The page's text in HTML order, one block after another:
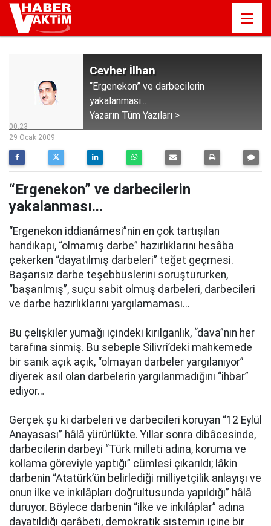
Cevher İlhan
“Ergenekon” ve darbecilerin
yakalanması...
Yazarın Tüm Yazıları >
00:23
29 Ocak 2009
“Ergenekon” ve darbecilerin
yakalanması...
“Ergenekon iddianâmesi”nin en çok tartışılan
handikapı, “olmamış darbe” hazırlıklarını hesâba
çekerken “dayatılmış darbeleri” teğet geçmesi.
Başarısız darbe teşebbüslerini soruştururken,
“başarılmış”, suçu sabit olmuş darbeleri, darbecileri
ve darbe hazırlıklarını yargılamaması…
Bu çelişkiler yumağı içindeki kırılganlık, “dava”nın her
tarafına sinmiş. Bu sebeple Silivri’deki mahkemede
bir sanık açık açık, “olmayan darbeler yargılanıyor”
diyerek asıl olan darbelerin yargılanmadığını “ihbar”
ediyor…
Gerçek şu ki darbeleri ve darbecileri koruyan “12 Eylül
Anayasası” hâlâ yürürlükte. Yıllar sonra dibâcesinde,
darbecilerin darbeyi “Türk milleti adına, koruma ve
kollama göreviyle yaptığı” cümlesi çıkarıldı; lâkin
darbenin “Atatürk’ün belirlediği milliyetçilik anlayışı ve
onun ilke ve inkılâpları doğrultusunda yapıldığı” hâlâ
duruyor. Böylece darbenin “ilke ve inkılâplar” adına
dayatıldığı garâbeti, demokratik sistemin içine bir